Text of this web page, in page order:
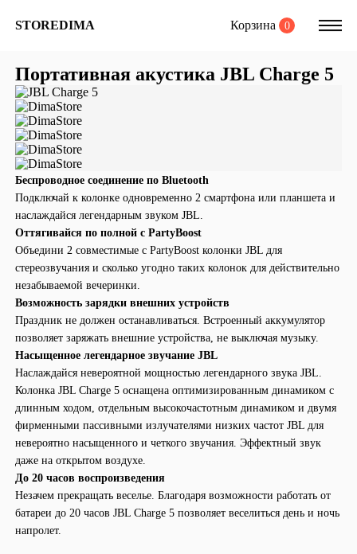
STOREDIMA Корзина 0
Портативная акустика JBL Charge 5
Беспроводное соединение по Bluetooth
Подключай к колонке одновременно 2 смартфона или планшета и
наслаждайся легендарным звуком JBL.
Оттягивайся по полной с PartyBoost
Объедини 2 совместимые с PartyBoost колонки JBL для
стереозвучания и сколько угодно таких колонок для действительно
незабываемой вечеринки.
Возможность зарядки внешних устройств
Праздник не должен останавливаться. Встроенный аккумулятор
позволяет заряжать внешние устройства, не выключая музыку.
Насыщенное легендарное звучание JBL
Наслаждайся невероятной мощностью легендарного звука JBL.
Колонка JBL Charge 5 оснащена оптимизированным динамиком с
длинным ходом, отдельным высокочастотным динамиком и двумя
фирменными пассивными излучателями низких частот JBL для
невероятно насыщенного и четкого звучания. Эффектный звук
даже на открытом воздухе.
До 20 часов воспроизведения
Незачем прекращать веселье. Благодаря возможности работать от
батареи до 20 часов JBL Charge 5 позволяет веселиться день и ночь
напролет.